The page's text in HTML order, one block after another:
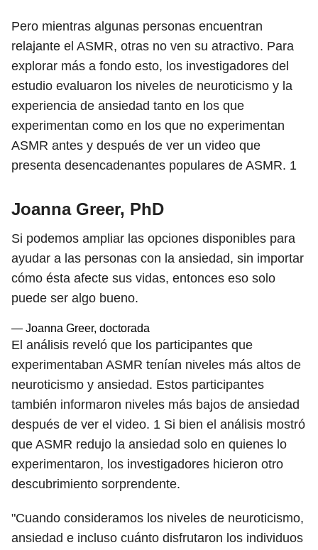
Pero mientras algunas personas encuentran
relajante el ASMR, otras no ven su atractivo. Para
explorar más a fondo esto, los investigadores del
estudio evaluaron los niveles de neuroticismo y la
experiencia de ansiedad tanto en los que
experimentan como en los que no experimentan
ASMR antes y después de ver un video que
presenta desencadenantes populares de ASMR. 1
Joanna Greer, PhD
Si podemos ampliar las opciones disponibles para
ayudar a las personas con la ansiedad, sin importar
cómo ésta afecte sus vidas, entonces eso solo
puede ser algo bueno.
— Joanna Greer, doctorada
El análisis reveló que los participantes que
experimentaban ASMR tenían niveles más altos de
neuroticismo y ansiedad. Estos participantes
también informaron niveles más bajos de ansiedad
después de ver el video. 1 Si bien el análisis mostró
que ASMR redujo la ansiedad solo en quienes lo
experimentaron, los investigadores hicieron otro
descubrimiento sorprendente.
"Cuando consideramos los niveles de neuroticismo,
ansiedad e incluso cuánto disfrutaron los individuos